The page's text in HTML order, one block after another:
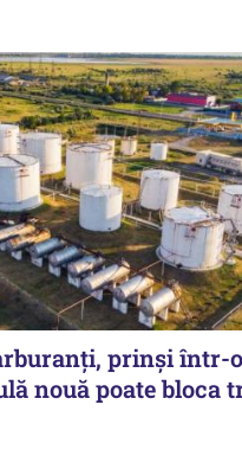
prinși într-
nouă poate bloca